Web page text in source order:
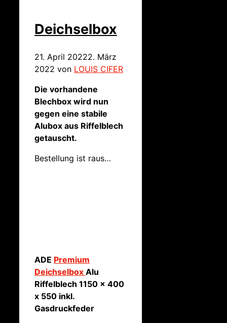
Deichselbox
21. April 20222. März
2022 von LOUIS CIFER
Die vorhandene
Blechbox wird nun
gegen eine stabile
Alubox aus Riffelblech
getauscht.
Bestellung ist raus…
ADE Premium
Deichselbox Alu
Riffelblech 1150 x 400
x 550 inkl.
Gasdruckfeder